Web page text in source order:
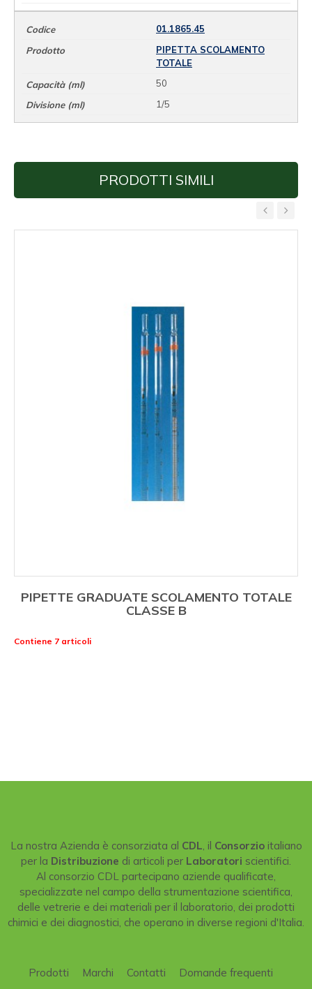
01.1865.45
PIPETTA SCOLAMENTO
TOTALE
50
1/5
PRODOTTI SIMILI
PIPETTE GRADUATE SCOLAMENTO TOTALE
CLASSE B
Contiene 7 articoli
‹ ›
La nostra Azienda è consorziata al CDL , il Consorzioitaliano
per la Distribuzione di articoli per Laboratori scientifici.
Al consorzio CDL partecipano aziende qualificate,
specializzate nel campo della strumentazione scientifica,
delle vetrerie e dei materiali per il laboratorio, dei prodotti
chimici e dei diagnostici, che operano in diverse regioni d'Italia.
Prodotti Marchi Contatti Domande frequenti